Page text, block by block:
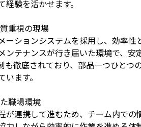
験を活かせます。
重視の現場
ーションシステムを採用し、効率性
ンテナンスが行き届いた環境で、安
も徹底されており、部品一つひとつ
ます。
職場環境
が連携して進むため、チーム内での